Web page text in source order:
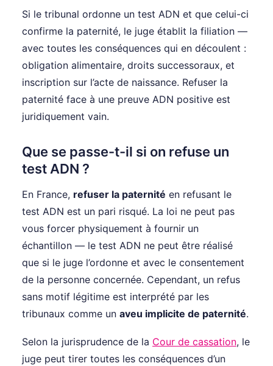
Si le tribunal ordonne un test ADN et que celui-ci
confirme la paternité, le juge établit la filiation —
avec toutes les conséquences qui en découlent :
obligation alimentaire, droits successoraux, et
inscription sur l’acte de naissance. Refuser la
paternité face à une preuve ADN positive est
juridiquement vain.
Que se passe-t-il si on refuse un
test ADN ?
En France, refuser la paternité en refusant le
test ADN est un pari risqué. La loi ne peut pas
vous forcer physiquement à fournir un
échantillon — le test ADN ne peut être réalisé
que si le juge l’ordonne et avec le consentement
de la personne concernée. Cependant, un refus
sans motif légitime est interprété par les
tribunaux comme un aveu implicite de paternité.
Selon la jurisprudence de la Cour de cassation, le
juge peut tirer toutes les conséquences d’un